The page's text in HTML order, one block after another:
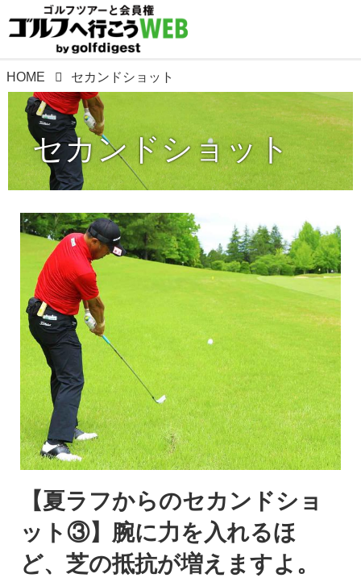
HOME セカンドショット
セカンドショット
【夏ラフからのセカンドショ
ット③】腕に力を入れるほ
ど、芝の抵抗が増えますよ。